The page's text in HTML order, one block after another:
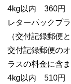
4kg以内 360円
レターパックプ
（交付記録郵便
交付記録郵便の
ラスの料金に含
4kg以内 510円